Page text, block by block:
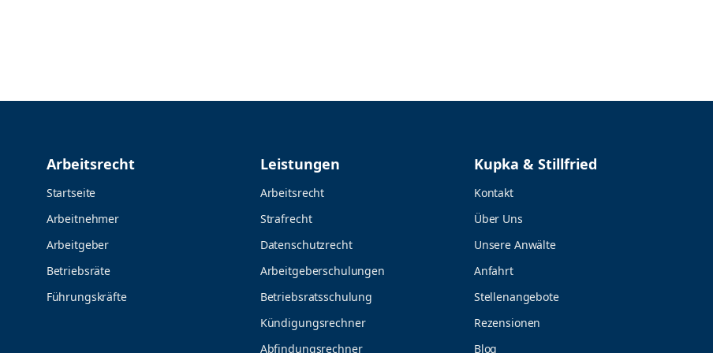
Arbeitsrecht
Startseite
Arbeitnehmer
Arbeitgeber
Betriebsräte
Führungskräfte
Leistungen
Arbeitsrecht
Strafrecht
Datenschutzrecht
Arbeitgeberschulungen
Betriebsratsschulung
Kündigungsrechner
Abfindungsrechner
Kupka & Stillfried
Kontakt
Über Uns
Unsere Anwälte
Anfahrt
Stellenangebote
Rezensionen
Blog